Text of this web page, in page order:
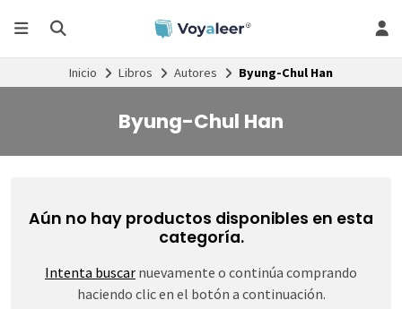
Inicio Libros Autores Byung-Chul Han
Byung-Chul Han
Aún no hay productos disponibles en esta
categoría.
Intenta buscar nuevamente o continúa comprando
haciendo clic en el botón a continuación.